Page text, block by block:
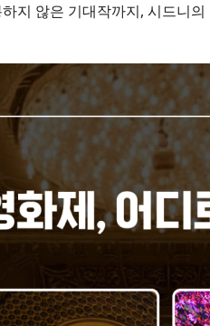
지 않은 기대작까지, 시드니